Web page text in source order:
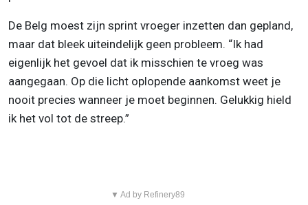
De Belg moest zijn sprint vroeger inzetten dan gepland,
maar dat bleek uiteindelijk geen probleem. “Ik had
eigenlijk het gevoel dat ik misschien te vroeg was
aangegaan. Op die licht oplopende aankomst weet je
nooit precies wanneer je moet beginnen. Gelukkig hield
ik het vol tot de streep.”
▼ Ad by Refinery89